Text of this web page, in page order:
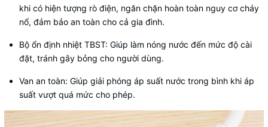
khi có hiện tượng rò điện, ngăn chặn hoàn toàn nguy cơ cháy
nổ, đảm bảo an toàn cho cả gia đình.
Bộ ổn định nhiệt TBST: Giúp làm nóng nước đến mức độ cài
đặt, tránh gây bỏng cho người dùng.
Van an toàn: Giúp giải phóng áp suất nước trong bình khi áp
suất vượt quá mức cho phép.